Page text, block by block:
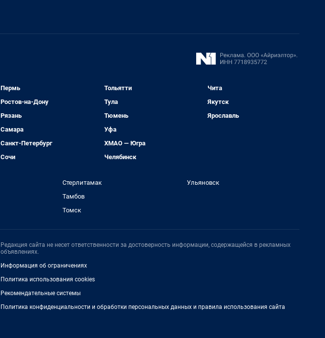
Пермь
Ростов-на-Дону
Рязань
Самара
Санкт-Петербург
Сочи
Тольятти
Тула
Тюмень
Уфа
ХМАО — Югра
Челябинск
Чита
Якутск
Ярославль
Стерлитамак
Тамбов
Томск
Ульяновск
Редакция сайта не несет ответственности за достоверность информации, содержащейся в рекламных
объявлениях.
Информация об ограничениях
Политика использования cookies
Рекомендательные системы
Политика конфиденциальности и обработки персональных данных и правила использования сайта